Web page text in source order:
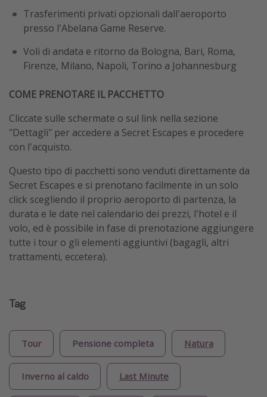
Trasferimenti privati opzionali dall'aeroporto
presso l'Abelana Game Reserve.
Voli di andata e ritorno da Bologna, Bari, Roma,
Firenze, Milano, Napoli, Torino a Johannesburg
COME PRENOTARE IL PACCHETTO
Cliccate sulle schermate o sul link nella sezione
"Dettagli" per accedere a Secret Escapes e procedere
con l'acquisto.
Questo tipo di pacchetti sono venduti direttamente da
Secret Escapes e si prenotano facilmente in un solo
click scegliendo il proprio aeroporto di partenza, la
durata e le date nel calendario dei prezzi, l'hotel e il
volo, ed è possibile in fase di prenotazione aggiungere
tutte i tour o gli elementi aggiuntivi (bagagli, altri
trattamenti, eccetera).
Tag
Tour Pensione completa Natura
Inverno al caldo Last Minute